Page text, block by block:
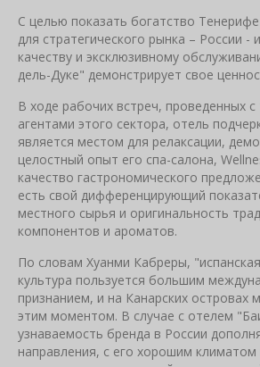
С целью показать богатство
для стратегического рынка – России -
качеству и эксклюзивному
дель-Дуке" демонстрирует свое
В ходе рабочих встреч, проведенных
агентами этого сектора, отель
является местом для релаксации,
целостный опыт его спа-салона,
качество гастрономического
есть свой дифференцирующий
местного сырья и оригинальность
компонентов и ароматов.
По словам Хуанми Кабреры,
культура пользуется большим
признанием, и на Канарских островах
этим моментом. В случае с отелем
узнаваемость бренда в России
направления, с его хорошим